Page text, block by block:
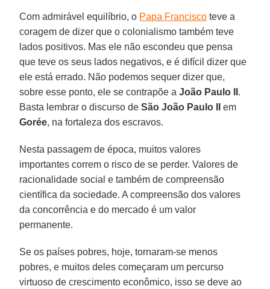
Com admirável equilíbrio, o Papa Francisco teve a
coragem de dizer que o colonialismo também teve
lados positivos. Mas ele não escondeu que pensa
que teve os seus lados negativos, e é difícil dizer que
ele está errado. Não podemos sequer dizer que,
sobre esse ponto, ele se contrapõe aJoão Paulo II .
Basta lembrar o discurso deSão João Paulo II
em
Gorée, na fortaleza dos escravos.
Nesta passagem de época, muitos valores
importantes correm o risco de se perder. Valores de
racionalidade social e também de compreensão
científica da sociedade. A compreensão dos valores
da concorrência e do mercado é um valor
permanente.
Se os países pobres, hoje, tornaram-se menos
pobres, e muitos deles começaram um percurso
virtuoso de crescimento econômico, isso se deve ao